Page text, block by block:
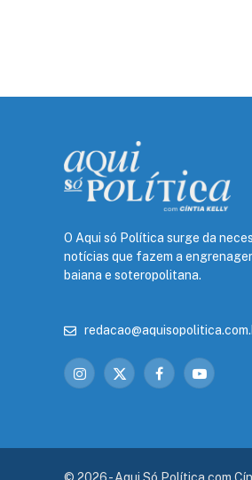
O Aqui só Política surge da
notícias que fazem a
baiana e soteropolitana.
Instagram
X
FacebookYouTube